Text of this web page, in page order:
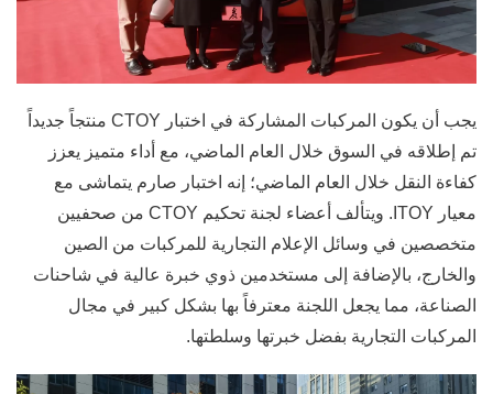
يجب أن يكون المركبات المشاركة في اختبار CTOY منتجاً جديداً
تم إطلاقه في السوق خلال العام الماضي، مع أداء متميز يعزز
كفاءة النقل خلال العام الماضي؛ إنه اختبار صارم يتماشى مع
معيار ITOY. ويتألف أعضاء لجنة تحكيم CTOY من صحفيين
متخصصين في وسائل الإعلام التجارية للمركبات من الصين
والخارج، بالإضافة إلى مستخدمين ذوي خبرة عالية في شاحنات
الصناعة، مما يجعل اللجنة معترفاً بها بشكل كبير في مجال
المركبات التجارية بفضل خبرتها وسلطتها.